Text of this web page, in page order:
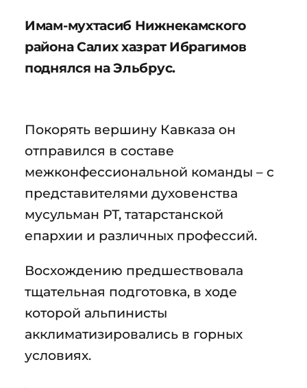
Имам-мухтасиб Нижнекамского
района Салих хазрат Ибрагимов
поднялся на Эльбрус.
Покорять вершину Кавказа он
отправился в составе
межконфессиональной команды – с
представителями духовенства
мусульман РТ, татарстанской
епархии и различных профессий.
Восхождению предшествовала
тщательная подготовка, в ходе
которой альпинисты
акклиматизировались в горных
условиях.